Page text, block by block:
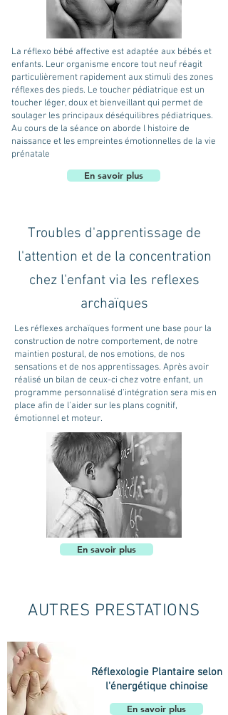
La réflexo bébé affective est adaptée aux bébés et
enfants. Leur organisme encore tout neuf réagit
particulièrement rapidement aux stimuli des zones
réflexes des pieds. Le toucher pédiatrique est un
toucher léger, doux et bienveillant qui permet de
soulager les principaux déséquilibres pédiatriques.
Au cours de la séance on aborde l histoire de
naissance et les empreintes émotionnelles de la vie
prénatale
En savoir plus
Troubles d'apprentissage de
l'attention et de la concentration
chez l'enfant via les reflexes
archaïques
Les réflexes archaïques forment une base pour la
construction de notre comportement, de notre
maintien postural, de nos emotions, de nos
sensations et de nos apprentissages. Après avoir
réalisé un bilan de ceux-ci chez votre enfant, un
programme personnalisé d'intégration sera mis en
place afin de l'aider sur les plans cognitif,
émotionnel et moteur.
En savoir plus
AUTRES PRESTATIONS
Réflexologie Plantaire selon
l'énergétique chinoise
En savoir plus